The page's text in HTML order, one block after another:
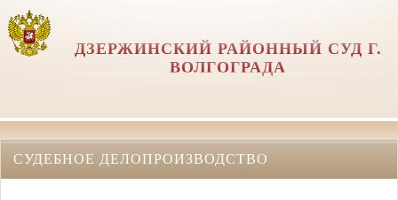
ДЗЕРЖИНСКИЙ РАЙОННЫЙ СУД Г.
ВОЛГОГРАДА
СУДЕБНОЕ ДЕЛОПРОИЗВОДСТВО